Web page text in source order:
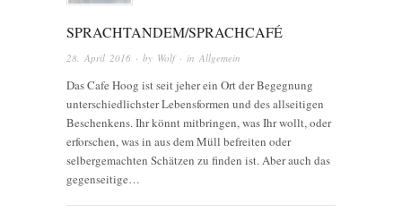
SPRACHTANDEM/SPRACHCAFÉ
28. April 2016 · by Wolf· in Allgemein
Das Cafe Hoog ist seit jeher ein Ort der Begegnung
unterschiedlichster Lebensformen und des allseitigen
Beschenkens. Ihr könnt mitbringen, was Ihr wollt, oder
erforschen, was in aus dem Müll befreiten oder
selbergemachten Schätzen zu finden ist. Aber auch das
gegenseitige…